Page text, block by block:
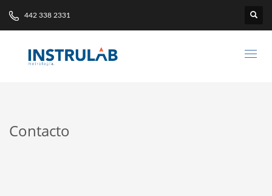
442 338 2331
Contacto